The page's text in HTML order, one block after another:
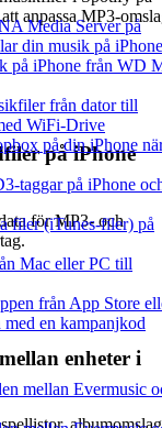
Media Server på
din musik på iPhone
på iPhone från WD
från dator till
WiFi-Drive
på din iPhone
taggar på iPhone
filer (iTunes-filer) på
Mac eller PC till
från App Store
en kampanjkod
mellan Evermusic
anpassa MP3-
på iPhone
för MP3- och
enheter i